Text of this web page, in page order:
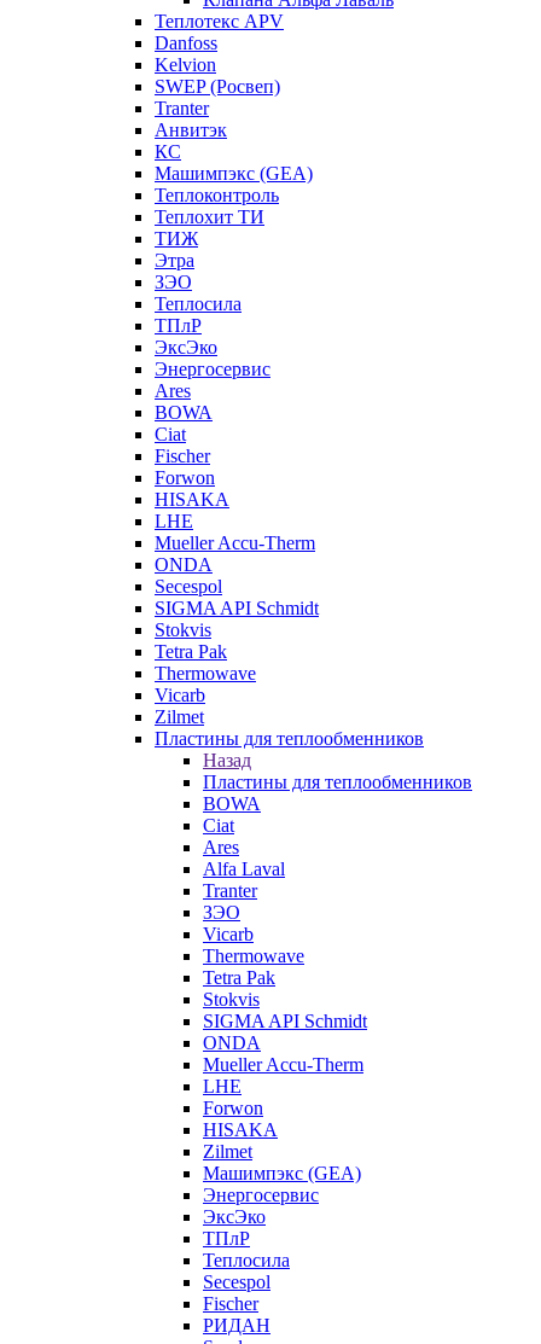
Теплотекс APV
Danfoss
Kelvion
SWEP (Росвеп)
Tranter
Анвитэк
КС
Машимпэкс (GEA)
Теплоконтроль
Теплохит ТИ
ТИЖ
Этра
ЗЭО
Теплосила
ТПлР
ЭксЭко
Энергосервис
Ares
BOWA
Ciat
Fischer
Forwon
HISAKA
LHE
Mueller Accu-Therm
ONDA
Secespol
SIGMA API Schmidt
Stokvis
Tetra Pak
Thermowave
Vicarb
Zilmet
Пластины для теплообменников
Назад
Пластины для теплообменников
BOWA
Ciat
Ares
Alfa Laval
Tranter
ЗЭО
Vicarb
Thermowave
Tetra Pak
Stokvis
SIGMA API Schmidt
ONDA
Mueller Accu-Therm
LHE
Forwon
HISAKA
Zilmet
Машимпэкс (GEA)
Энергосервис
ЭксЭко
ТПлР
Теплосила
Secespol
Fischer
РИДАН